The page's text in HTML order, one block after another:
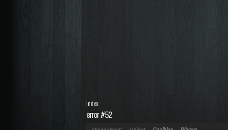
error #52
Index